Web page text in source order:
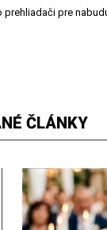
pre
ČLÁNKY